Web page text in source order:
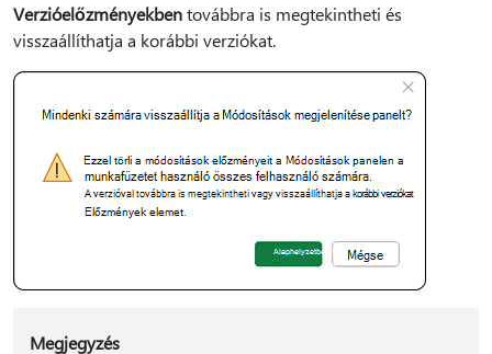
Verzióelőzményekbentovábbra is megtekintheti és
visszaállíthatja a korábbi verziókat.
Megjegyzés